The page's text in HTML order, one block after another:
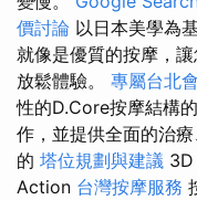
價討論 以日本美學為
就像是優質的按摩，
放鬆體驗。 專屬台北
性的D.Core按摩結構
作，並提供全面的治
的 塔位規劃與建議 3D
Action 台灣按摩服務